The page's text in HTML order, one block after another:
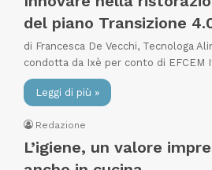
del piano Transizione
di Francesca De Vecchi, Tecnologa
condotta da Ixè per conto di EFCEM
Leggi di più »
Redazione
L’igiene, un valore